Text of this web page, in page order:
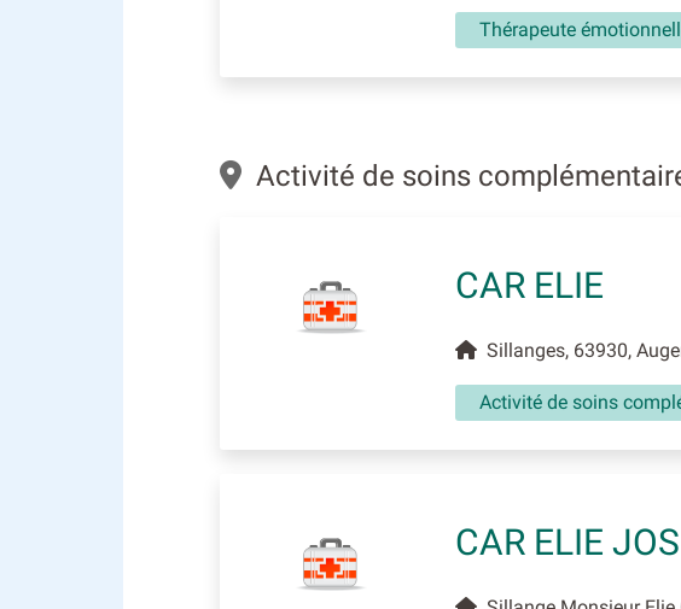
Thérapeute
Activité de soins
CAR ELIE
Sillanges, 63930,
Activité de soins
CAR ELIE